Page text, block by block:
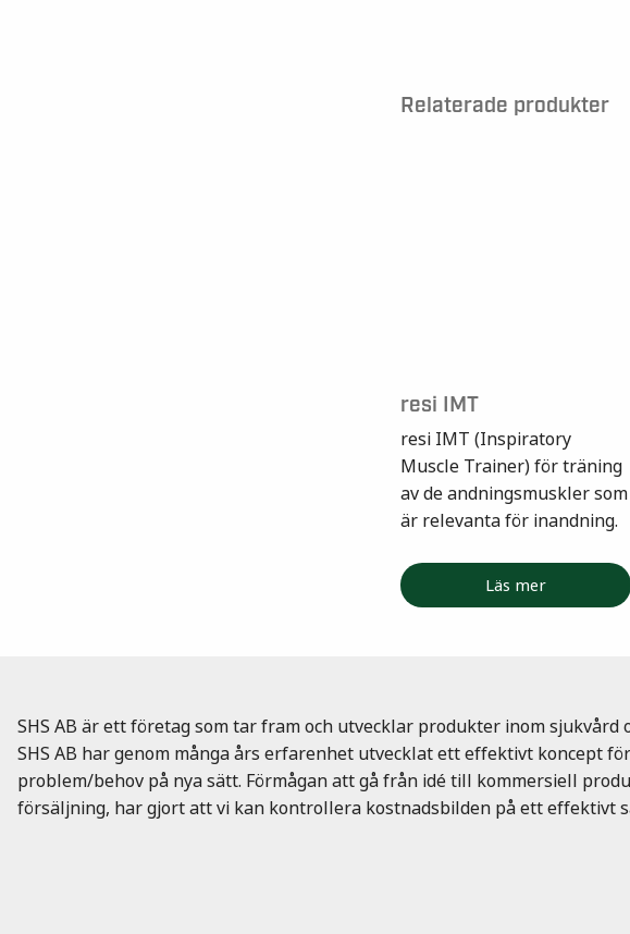
Relaterade produkter
resi IMT
resi IMT (Inspiratory
Muscle Trainer) för träning
av de andningsmuskler som
är relevanta för inandning.
Läs mer
SHS AB är ett företag som tar fram och utvecklar produkter inom sjukvård
SHS AB har genom många års erfarenhet utvecklat ett effektivt koncept
problem/behov på nya sätt. Förmågan att gå från idé till kommersiell
försäljning, har gjort att vi kan kontrollera kostnadsbilden på ett effektivt